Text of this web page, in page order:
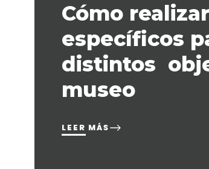
Cómo
específicos
distintos
museo
LEER MÁS